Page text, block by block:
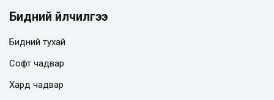
Бидний үйлчилгээ
Бидний тухай
Софт чадвар
Хард чадвар